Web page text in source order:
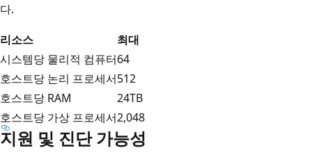
다.
리소스
최대
시스템당 물리적 컴퓨터64
호스트당 논리 프로세서512
호스트당 RAM
24TB
호스트당 가상 프로세서2,048
지원 및 진단 가능성